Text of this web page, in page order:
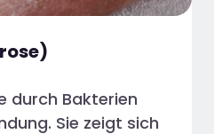
durch Bakterien
Sie zeigt sich